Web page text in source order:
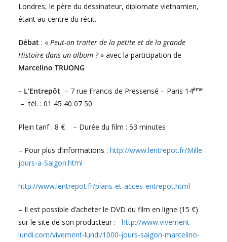
Londres, le père du dessinateur, diplomate vietnamien,
étant au centre du récit.
Débat : « Peut-on traiter de la petite et de la grande
Histoire dans un album ?» avec la participation de
Marcelino TRUONG
– L’Entrepôt – 7 rue Francis de Pressensé – Paris 14ème
– tél. : 01 45 40 07 50
Plein tarif : 8 € – Durée du film : 53 minutes
– Pour plus d’informations : http://www.lentrepot.fr/Mille-
jours-a-Saigon.html
http://www.lentrepot.fr/plans-et-acces-entrepot.html
– Il est possible d’acheter le DVD du film en ligne (15 €)
sur le site de son producteur : http://www.vivement-
lundi.com/vivement-lundi/1000-jours-saigon-marcelino-